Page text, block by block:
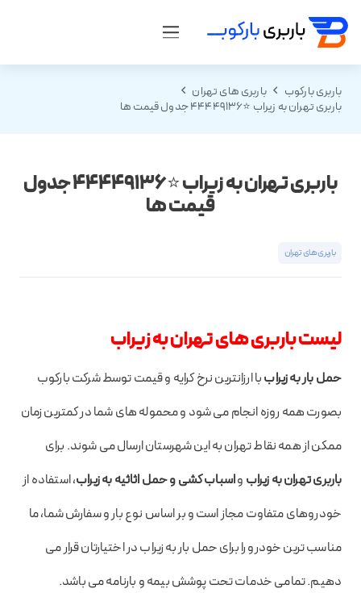
باربری بارکوب
باربری های تهران
باربری تهران به زیراب ⭐️44449136 جدول قیمت ها
باربری تهران به زیراب ⭐️44449136 جدول
قیمت ها
باربری های تهران
لیست باربری های تهران به زیراب
حمل بار به زیراببا ارزانترین نرخ کرایه و قیمت توسط شرکت بارکوب
بصورت همه روزه انجام می شود و محموله های شما در کمترین زمان
ممکن از همه نقاط تهران به این شهرستان ارسال می شوند. برای
باربری تهران به زیراب واسباب کشی و حمل اثاثیه به زیراب، استفاده از
خودروهای متفاوت مجاز است و بر اساس نوع بار و سفارش شما، ما
مناسب ترین خودرو را برای حمل بار به زیراب در اختیارتان قرار می
دهیم. تمامی خدمات تحت پوشش بیمه و بارنامه می باشد.